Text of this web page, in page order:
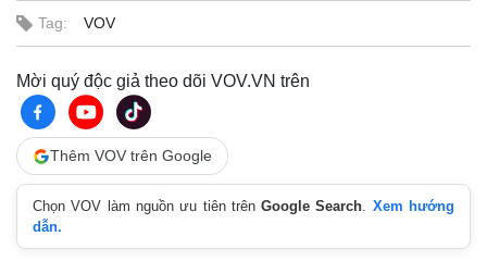
Thế giới
Quan sát
Multimedia
Video
Tag: VOV
Mời quý độc giả theo dõi VOV.VN trên
Thêm VOV trên Google
Chọn VOV làm nguồn ưu tiên trênGoogle Search. Xem hướng
dẫn.